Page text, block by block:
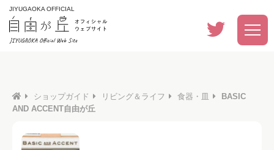
JIYUGAOKA OFFICIAL
ショップガイド リビング＆ライフ 食器・皿
BASIC
AND ACCENT自由が丘